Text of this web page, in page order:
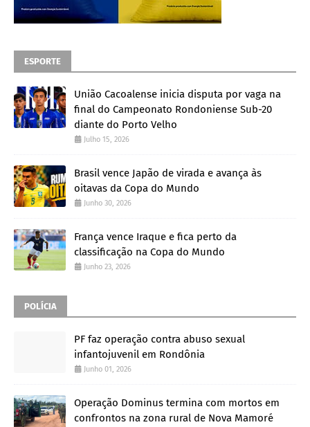
ESPORTE
União Cacoalense inicia disputa por vaga na
final do Campeonato Rondoniense Sub-20
diante do Porto Velho
Julho 15, 2026
Brasil vence Japão de virada e avança às
oitavas da Copa do Mundo
Junho 30, 2026
França vence Iraque e fica perto da
classificação na Copa do Mundo
Junho 23, 2026
POLÍCIA
PF faz operação contra abuso sexual
infantojuvenil em Rondônia
Junho 01, 2026
Operação Dominus termina com mortos em
confrontos na zona rural de Nova Mamoré